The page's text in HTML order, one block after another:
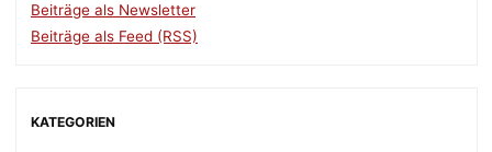
Beiträge als Newsletter
Beiträge als Feed (RSS)
KATEGORIEN